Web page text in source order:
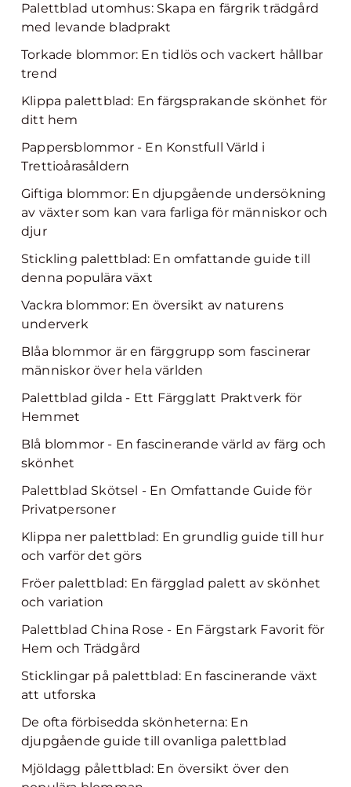
Palettblad utomhus: Skapa en färgrik trädgård
med levande bladprakt
Torkade blommor: En tidlös och vackert hållbar
trend
Klippa palettblad: En färgsprakande skönhet för
ditt hem
Pappersblommor - En Konstfull Värld i
Trettioårasåldern
Giftiga blommor: En djupgående undersökning
av växter som kan vara farliga för människor och
djur
Stickling palettblad: En omfattande guide till
denna populära växt
Vackra blommor: En översikt av naturens
underverk
Blåa blommor är en färggrupp som fascinerar
människor över hela världen
Palettblad gilda - Ett Färgglatt Praktverk för
Hemmet
Blå blommor - En fascinerande värld av färg och
skönhet
Palettblad Skötsel - En Omfattande Guide för
Privatpersoner
Klippa ner palettblad: En grundlig guide till hur
och varför det görs
Fröer palettblad: En färgglad palett av skönhet
och variation
Palettblad China Rose - En Färgstark Favorit för
Hem och Trädgård
Sticklingar på palettblad: En fascinerande växt
att utforska
De ofta förbisedda skönheterna: En
djupgående guide till ovanliga palettblad
Mjöldagg pålettblad: En översikt över den